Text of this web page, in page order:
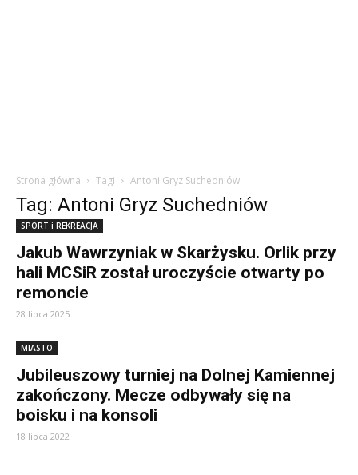
Strona główna Tagi Antoni Gryz Suchedniów
Tag: Antoni Gryz Suchedniów
SPORT i REKREACJA
Jakub Wawrzyniak w Skarżysku. Orlik przy
hali MCSiR został uroczyście otwarty po
remoncie
28 lipca 2025
MIASTO
Jubileuszowy turniej na Dolnej Kamiennej
zakończony. Mecze odbywały się na
boisku i na konsoli
18 lipca 2022